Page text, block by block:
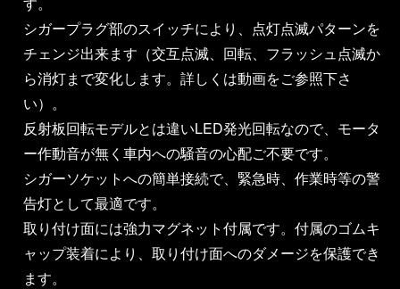
シガープラグ部のスイッチにより、点灯点滅パターンを
チェンジ出来ます（交互点滅、回転、フラッシュ点滅か
ら消灯まで変化します。詳しくは動画をご参照下さ
い）。
反射板回転モデルとは違いLED発光回転なので、モータ
ー作動音が無く車内への騒音の心配ご不要です。
シガーソケットへの簡単接続で、緊急時、作業時等の警
告灯として最適です。
取り付け面には強力マグネット付属です。付属のゴムキ
ャップ装着により、取り付け面へのダメージを保護でき
ます。